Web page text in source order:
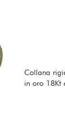
Collana
in oro 18Kt